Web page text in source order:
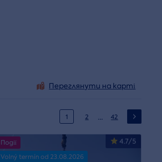
Переглянути на карті
1 2 … 42
4.7/5
Події
Volný termín od 23.08.2026